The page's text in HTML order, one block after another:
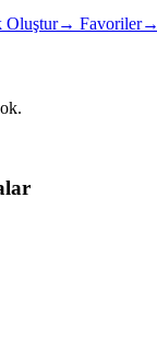
Oluştur→ Favoriler→